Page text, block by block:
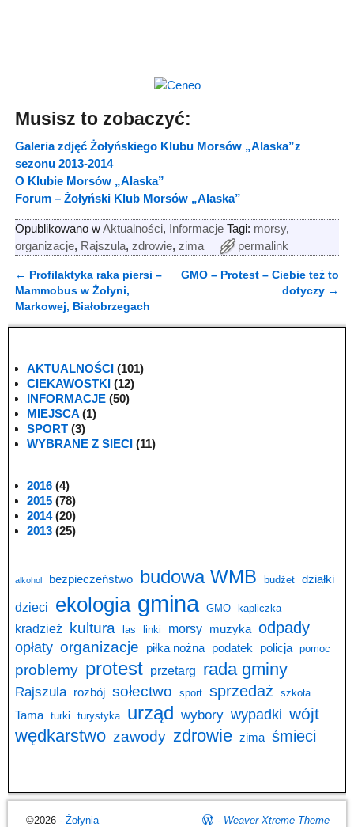
Musisz to zobaczyć:
Galeria zdjęć Żołyńskiego Klubu Morsów „Alaska”z
sezonu 2013-2014
O Klubie Morsów „Alaska”
Forum – Żołyński Klub Morsów „Alaska”
Opublikowano w Aktualności, Informacje Tagi: morsy,
organizacje, Rajszula, zdrowie, zima permalink
Nawigacja
← Profilaktyka raka piersi –
Mammobus w Żołyni,
Markowej, Białobrzegach
GMO – Protest – Ciebie też to
dotyczy →
AKTUALNOŚCI (101)
CIEKAWOSTKI (12)
INFORMACJE (50)
MIEJSCA (1)
SPORT (3)
WYBRANE Z SIECI (11)
2016 (4)
2015 (78)
2014(20)
2013 (25)
alkohol bezpieczeństwo budowa WMB budżet działki
dzieci ekologia gmina GMO kapliczka
kradzież kultura las linki morsy muzyka odpady
opłaty organizacje piłka nożna podatek policja pomoc
problemy protest przetarg rada gminy
Rajszula rozbój sołectwo sport sprzedaż szkoła
Tama turki turystyka urząd wybory wypadki wójt
wędkarstwo zawody zdrowie zima śmieci
©2026 - Żołynia - Weaver Xtreme Theme